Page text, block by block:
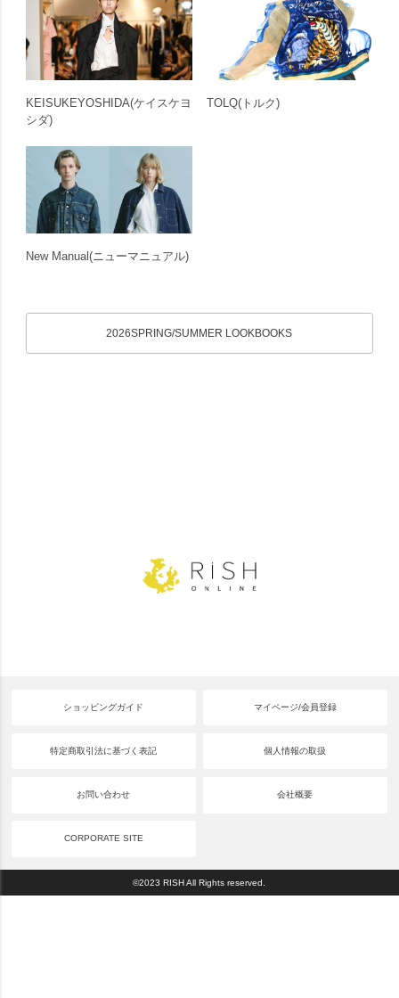
KEISUKEYOSHIDA(ケイスケヨ
シダ)
TOLQ(トルク)
New Manual(ニューマニュアル)
2026SPRING/SUMMER LOOKBOOKS
ショッピングガイド マイページ/会員登録
特定商取引法に基づく表記 個人情報の取扱
お問い合わせ 会社概要
CORPORATE SITE
©2023 RISH All Rights reserved.